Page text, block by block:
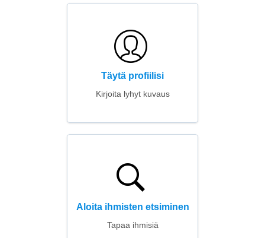
Täytä profiilisi
Kirjoita lyhyt kuvaus
Aloita ihmisten etsiminen
Tapaa ihmisiä